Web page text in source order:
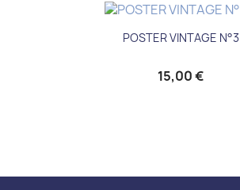
Aperçu rapide
POSTER VINTAGE N°3
15,00 €